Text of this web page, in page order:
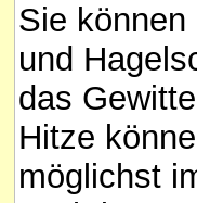
Sie
und
das
Hitze
möglichst